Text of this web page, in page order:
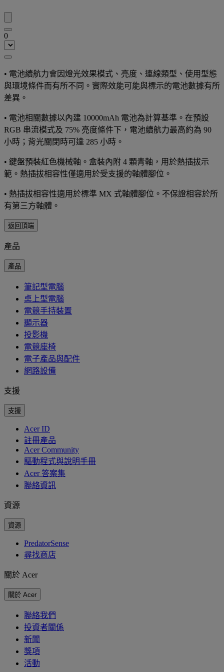
0
• 電池續航力會因燈光效果模式、亮度、連線類型、使用型態
與環境條件而有所不同。實際效能可能與標示的電池數據有所
差異。
• 電池相關數據以內建 10000mAh 電池為計算基準。在預設
RGB 串流模式及 75% 亮度條件下，電池續航力最高約為 90
小時；背光關閉時可達 285 小時。
• 鍵盤預裝紅色機械軸。盒裝內附 4 顆青軸，用於熱插拔示
範。熱插拔相容性僅適用於受支援的軸體腳位。
• 熱插拔相容性適用於標準 MX 式軸體腳位。不保證相容於所
有第三方軸體。
返回頂端
產品
產品
筆記型電腦
桌上型電腦
電競手持裝置
顯示器
投影機
電競座椅
電子產品與配件
網路設備
支援
支援
Acer ID
註冊產品
Acer Community
驅動程式與說明手冊
Acer 答案集
聯絡資訊
資源
資源
PredatorSense
尋找商店
關於 Acer
關於 Acer
聯絡我們
投資者關係
新聞
獎項
活動